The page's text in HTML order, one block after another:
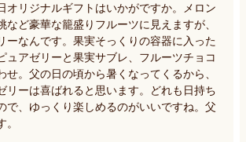
オリジナルギフトはいかがですか。メロン
など豪華な籠盛りフルーツに見えますが、
ーなんです。果実そっくりの容器に入った
ュアゼリーと果実サブレ、フルーツチョコ
せ。父の日の頃から暑くなってくるから、
リーは喜ばれると思います。どれも日持ち
で、ゆっくり楽しめるのがいいですね。父